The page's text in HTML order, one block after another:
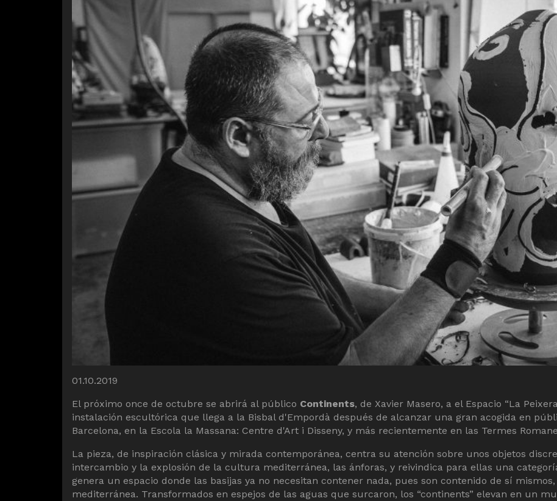
01.10.2019
El próximo once de octubre se abrirá al público Continents, de Xavier Masero, a el Espacio “La
instalación escultórica que llega a la Bisbal d'Empordà después de alcanzar una gran acogida en
Barcelona, en la Escola la Massana: Centre d'Art i Disseny, y más recientemente en las Termes
La pieza, de inspiración clásica y mirada contemporánea, centra su atención sobre unos objetos
intercambio y la explosión de la cultura mediterránea, las ánforas, y reivindica para ellas una
genera un espacio donde las basijas ya no necesitan contener nada, pues son contenido de sí
mediterránea. Transformados en espejos de las aguas que surcaron, los “continents” elevan en un